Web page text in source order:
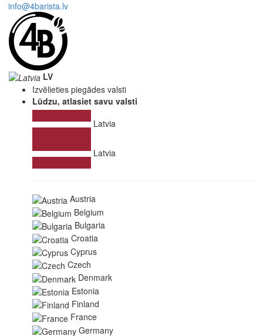
info@4barista.lv
LV
Izvēlieties piegādes valsti
Lūdzu, atlasiet savu valsti
Latvia
Latvia
Austria
Belgium
Bulgaria
Croatia
Cyprus
Czech
Denmark
Estonia
Finland
France
Germany